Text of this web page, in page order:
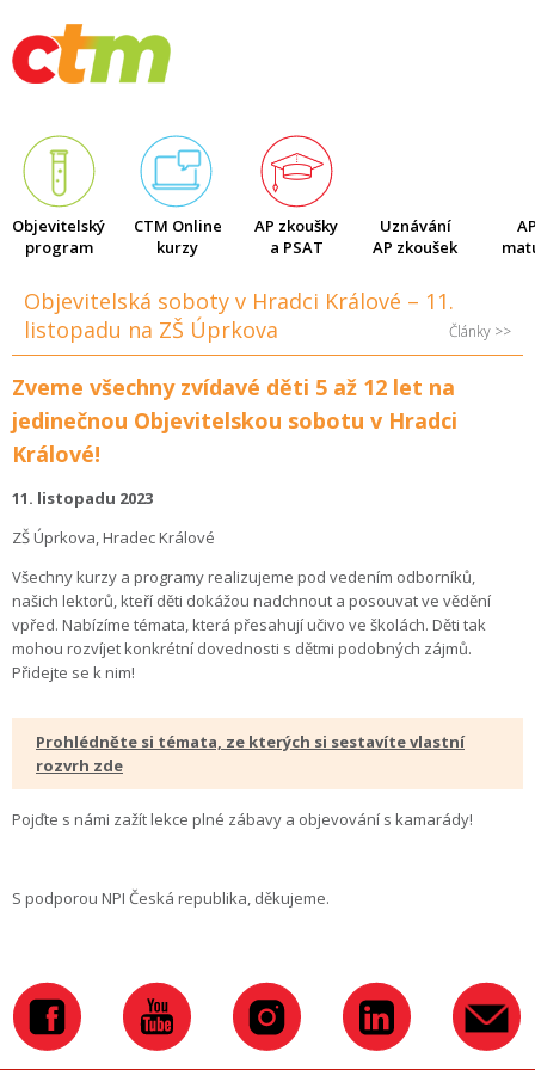
Objevitelský
program
CTM Online
kurzy
AP zkoušky
a PSAT
Uznávání
AP zkoušek
Objevitelská soboty v Hradci Králové – 11.
listopadu na ZŠ Úprkova
Články >>
Zveme všechny zvídavé děti 5 až 12 let na
jedinečnou Objevitelskou sobotu v Hradci
Králové!
11. listopadu 2023
ZŠ Úprkova, Hradec Králové
Všechny kurzy a programy realizujeme pod vedením odborníků,
našich lektorů, kteří děti dokážou nadchnout a posouvat ve vědění
vpřed. Nabízíme témata, která přesahují učivo ve školách. Děti tak
mohou rozvíjet konkrétní dovednosti s dětmi podobných zájmů.
Přidejte se k nim!
Prohlédněte si témata, ze kterých si sestavíte vlastní
rozvrh zde
Pojďte s námi zažít lekce plné zábavy a objevování s kamarády!
S podporou NPI Česká republika, děkujeme.